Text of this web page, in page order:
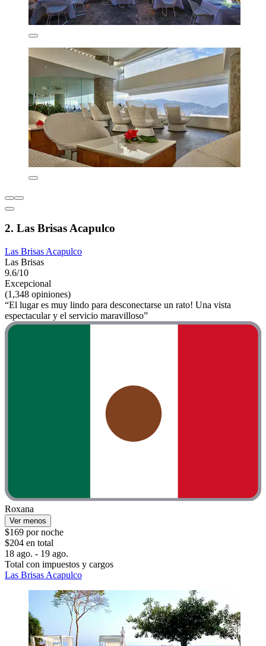
2. Las Brisas Acapulco
Las Brisas Acapulco
Las Brisas
9.6/10
Excepcional
(1,348 opiniones)
“El lugar es muy lindo para desconectarse un rato! Una vista
espectacular y el servicio maravilloso”
Roxana
Ver menos
$169 por noche
$204 en total
18 ago. - 19 ago.
Total con impuestos y cargos
Las Brisas Acapulco